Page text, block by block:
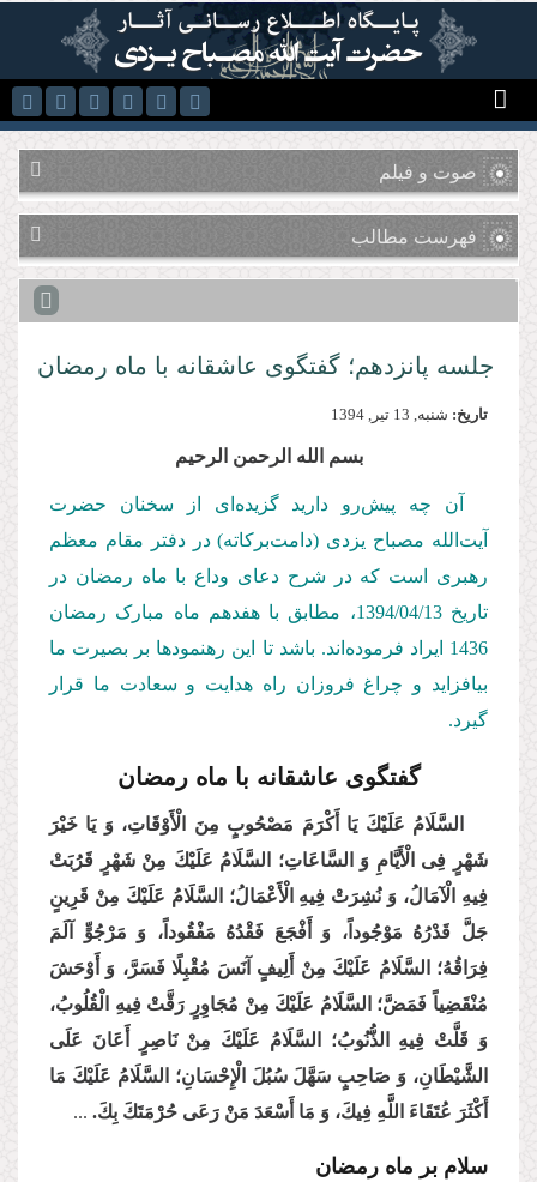
رفتن به محتوای اصلی
صوت و فیلم
فهرست مطالب
جلسه پانزدهم؛ گفتگوی عاشقانه با ماه رمضان
تاریخ: شنبه, 13 تير, 1394
بسم الله الرحمن الرحیم
آن چه پیش‌رو دارید گزیده‌ای از سخنان حضرت
آیت‌الله مصباح‌ یزدی (دامت‌بركاته) در دفتر مقام معظم
رهبری است كه در شرح دعای وداع با ماه رمضان در
تاریخ 1394/04/13
، مطابق با هفدهم ماه مبارک رمضان
1436 ایراد فرموده‌اند. باشد تا این رهنمودها بر بصیرت ما
بیافزاید و چراغ فروزان راه هدایت و سعادت ما قرار
گیرد.
گفتگوی عاشقانه با ماه رمضان
السَّلَامُ عَلَیْكَ یَا أَكْرَمَ مَصْحُوبٍ مِنَ الْأَوْقَاتِ، وَ یَا خَیْرَ
شَهْرٍ فِی الْأَیَّامِ وَ السَّاعَاتِ؛ السَّلَامُ عَلَیْكَ مِنْ شَهْرٍ قَرُبَتْ
فِیهِ الْآمَالُ، وَ نُشِرَتْ فِیهِ الْأَعْمَالُ؛
السَّلَامُ عَلَیْكَ مِنْ قَرِینٍ
جَلَّ قَدْرُهُ مَوْجُوداً، وَ أَفْجَعَ فَقْدُهُ مَفْقُوداً، وَ مَرْجُوٍّ آلَمَ
فِرَاقُهُ؛ السَّلَامُ عَلَیْكَ مِنْ أَلِیفٍ آنَسَ مُقْبِلًا فَسَرَّ، وَ أَوْحَشَ
مُنْقَضِیاً فَمَضَّ؛ السَّلَامُ عَلَیْكَ مِنْ مُجَاوِرٍ رَقَّتْ فِیهِ الْقُلُوبُ،
وَ قَلَّتْ فِیهِ الذُّنُوبُ؛ السَّلَامُ عَلَیْكَ مِنْ نَاصِرٍ أَعَانَ عَلَى
الشَّیْطَانِ، وَ صَاحِبٍ سَهَّلَ سُبُلَ الْإِحْسَانِ؛ السَّلَامُ عَلَیْكَ مَا
أَكْثَرَ عُتَقَاءَ اللَّهِ فِیكَ، وَ مَا أَسْعَدَ مَنْ رَعَى حُرْمَتَكَ بِكَ. ...
سلام بر ماه رمضان